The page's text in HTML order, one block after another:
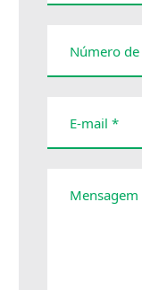
Número
E-mail *
Mensagem